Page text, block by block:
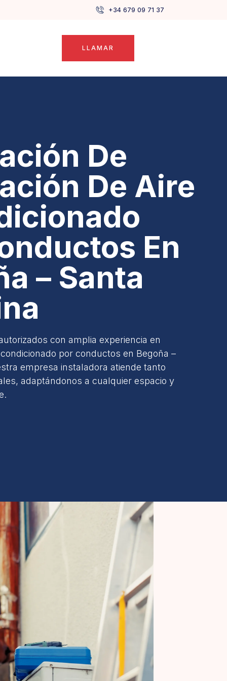
+34 679 09 71 37
LLAMAR
De
De Aire
En
– Santa
con amplia experiencia en
por conductos en Begoña –
empresa instaladora atiende tanto
adaptándonos a cualquier espacio y